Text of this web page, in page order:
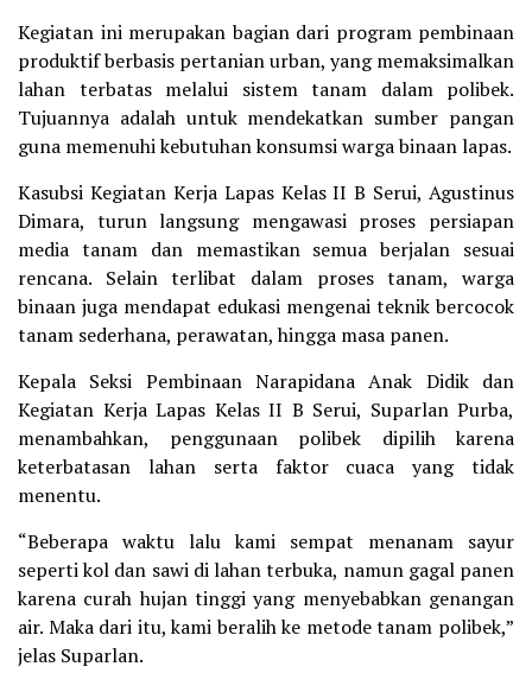
Kegiatan ini merupakan bagian dari program pembinaan
produktif berbasis pertanian urban, yang memaksimalkan
lahan terbatas melalui sistem tanam dalam polibek.
Tujuannya adalah untuk mendekatkan sumber pangan
guna memenuhi kebutuhan konsumsi warga binaan lapas.
Kasubsi Kegiatan Kerja Lapas Kelas II B Serui, Agustinus
Dimara, turun langsung mengawasi proses persiapan
media tanam dan memastikan semua berjalan sesuai
rencana. Selain terlibat dalam proses tanam, warga
binaan juga mendapat edukasi mengenai teknik bercocok
tanam sederhana, perawatan, hingga masa panen.
Kepala Seksi Pembinaan Narapidana Anak Didik dan
Kegiatan Kerja Lapas Kelas II B Serui, Suparlan Purba,
menambahkan, penggunaan polibek dipilih karena
keterbatasan lahan serta faktor cuaca yang tidak
menentu.
“Beberapa waktu lalu kami sempat menanam sayur
seperti kol dan sawi di lahan terbuka, namun gagal panen
karena curah hujan tinggi yang menyebabkan genangan
air. Maka dari itu, kami beralih ke metode tanam polibek,”
jelas Suparlan.